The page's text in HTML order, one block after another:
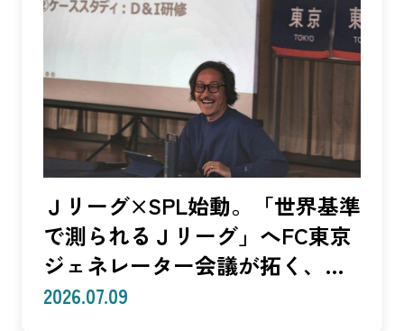
Ｊリーグ×SPL始動。「世界基準
で測られるＪリーグ」へFC東京
ジェネレーター会議が拓く、
「社会価値」を投資言語に変え
2026.07.09